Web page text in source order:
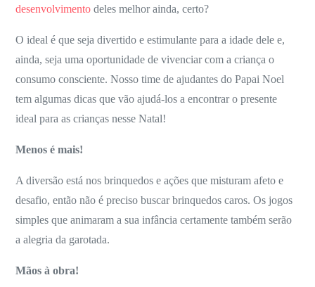
desenvolvimento deles melhor ainda, certo?
O ideal é que seja divertido e estimulante para a idade dele e,
ainda, seja uma oportunidade de vivenciar com a criança o
consumo consciente. Nosso time de ajudantes do Papai Noel
tem algumas dicas que vão ajudá-los a encontrar o presente
ideal para as crianças nesse Natal!
Menos é mais!
A diversão está nos brinquedos e ações que misturam afeto e
desafio, então não é preciso buscar brinquedos caros. Os jogos
simples que animaram a sua infância certamente também serão
a alegria da garotada.
Mãos à obra!